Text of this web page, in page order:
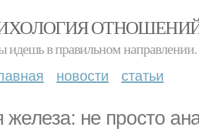
идешь в правильном
новости статьи
не просто